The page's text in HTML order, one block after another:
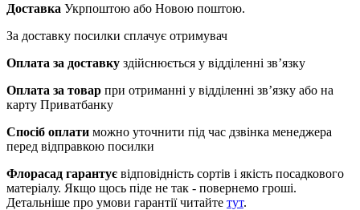
Доставка Укрпоштою або Новою поштою.
За доставку посилки сплачує отримувач
Оплата за доставку здійснюється у відділенні зв’язку
Оплата за товар при отриманні у відділенні зв’язку або на
карту Приватбанку
Спосіб оплати можно уточнити під час дзвінка менеджера
перед відправкою посилки
Флорасад гарантує відповідність сортів і якість посадкового
матеріалу. Якщо щось піде не так - повернемо гроші.
Детальніше про умови гарантії читайте тут.